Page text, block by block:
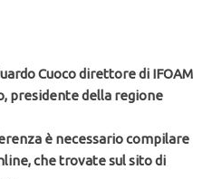
Cuoco direttore di IFOAM
presidente della regione
è necessario compilare
che trovate sul sito di